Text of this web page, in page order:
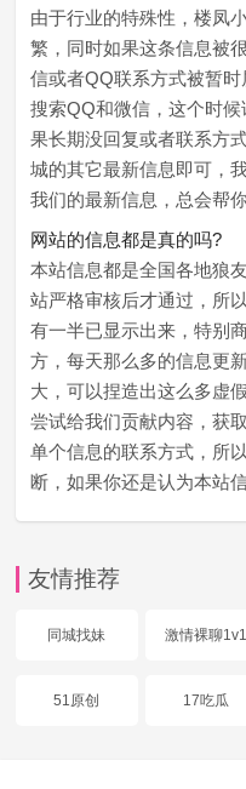
由于行业的特殊性，楼凤
繁，同时如果这条信息被
信或者QQ联系方式被暂
搜索QQ和微信，这个时
果长期没回复或者联系方
城的其它最新信息即可，
我们的最新信息，总会帮
网站的信息都是真的吗?
本站信息都是全国各地狼
站严格审核后才通过，所
有一半已显示出来，特别
方，每天那么多的信息更
大，可以捏造出这么多虚
尝试给我们贡献内容，获
单个信息的联系方式，所
断，如果你还是认为本站
友情推荐
同城找妹 激情裸聊1v1
51原创 17吃瓜